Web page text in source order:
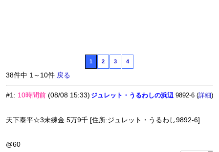
1 2 3 4
38件中 1～10件 戻る
#1: 10時間前 (08/08 15:33) ジュレット・うるわしの浜辺 9892-6 (詳細)
天下泰平☆3未練金 5万9千 [住所:ジュレット・うるわし9892-6]
@60